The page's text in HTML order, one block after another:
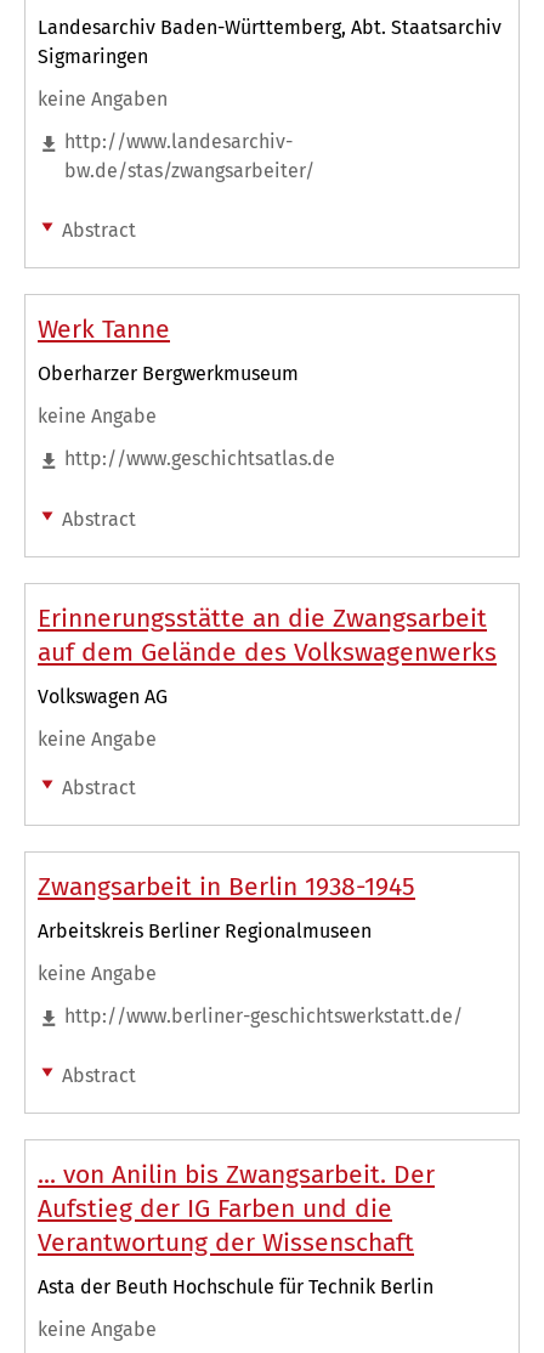
Landesarchiv Baden-Württemberg, Abt. Staatsarchiv
Sigmaringen
keine Angaben
http://www.landesarchiv-
bw.de/stas/zwangsarbeiter/
Abstract
Werk Tanne
Oberharzer Bergwerkmuseum
keine Angabe
http://www.geschichtsatlas.de
Abstract
Erinnerungsstätte an die Zwangsarbeit
auf dem Gelände des Volkswagenwerks
Volkswagen AG
keine Angabe
Abstract
Zwangsarbeit in Berlin 1938-1945
Arbeitskreis Berliner Regionalmuseen
keine Angabe
http://www.berliner-geschichtswerkstatt.de/
Abstract
... von Anilin bis Zwangsarbeit. Der
Aufstieg der IG Farben und die
Verantwortung der Wissenschaft
Asta der Beuth Hochschule für Technik Berlin
keine Angabe